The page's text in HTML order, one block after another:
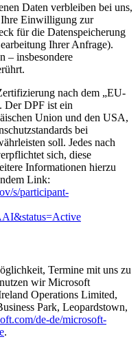
Daten verbleiben bei uns,
Einwilligung zur
für die Datenspeicherung
Ihrer Anfrage).
– insbesondere
nach dem „EU-
Der DPF ist ein
Union und den USA,
bei
soll. Jedes nach
sich, diese
Informationen hierzu
Link:
s/participant-
Termine mit uns zu
wir Microsoft
Operations Limited,
Park, Leopardstown,
de-de/microsoft-
.